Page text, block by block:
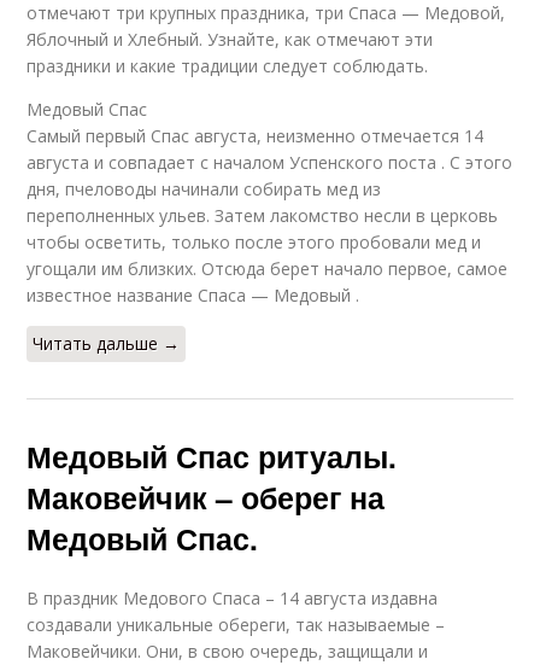
отмечают три крупных праздника, три Спаса — Медовой,
Яблочный и Хлебный. Узнайте, как отмечают эти
праздники и какие традиции следует соблюдать.
Медовый Спас
Самый первый Спас августа, неизменно отмечается 14
августа и совпадает с началом Успенского поста . С этого
дня, пчеловоды начинали собирать мед из
переполненных ульев. Затем лакомство несли в церковь
чтобы осветить, только после этого пробовали мед и
угощали им близких. Отсюда берет начало первое, самое
известное название Спаса — Медовый .
Читать дальше →
Медовый Спас ритуалы.
Маковейчик – оберег на
Медовый Спас.
В праздник Медового Спаса – 14 августа издавна
создавали уникальные обереги, так называемые –
Маковейчики. Они, в свою очередь, защищали и